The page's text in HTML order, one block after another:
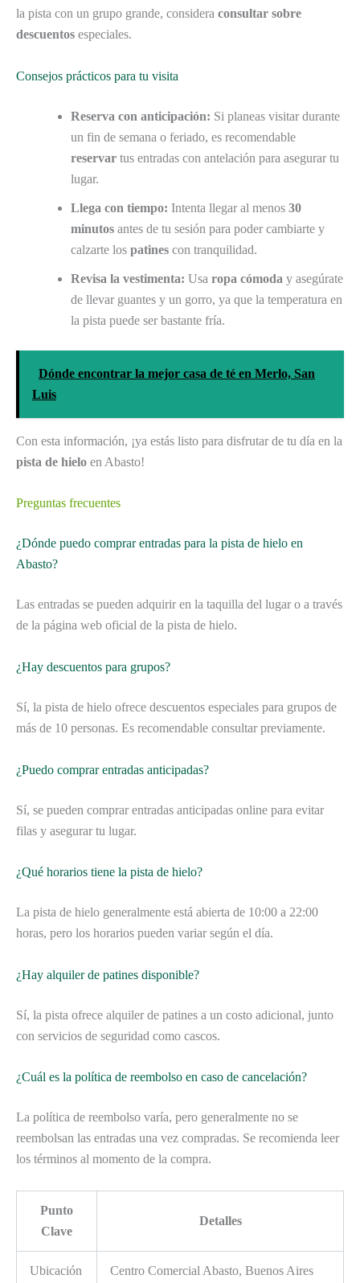
la pista con un grupo grande, considera consultar sobre
descuentos especiales.
Consejos prácticos para tu visita
Reserva con anticipación: Si planeas visitar durante
un fin de semana o feriado, es recomendable
reservar tus entradas con antelación para asegurar tu
lugar.
Llega con tiempo: Intenta llegar al menos 30
minutos antes de tu sesión para poder cambiarte y
calzarte los patines con tranquilidad.
Revisa la vestimenta: Usa ropa cómoda y asegúrate
de llevar guantes y un gorro, ya que la temperatura en
la pista puede ser bastante fría.
Dónde encontrar la mejor casa de té en Merlo, San
Luis
Con esta información, ¡ya estás listo para disfrutar de tu día en la
pista de hielo en Abasto!
Preguntas frecuentes
¿Dónde puedo comprar entradas para la pista de hielo en
Abasto?
Las entradas se pueden adquirir en la taquilla del lugar o a través
de la página web oficial de la pista de hielo.
¿Hay descuentos para grupos?
Sí, la pista de hielo ofrece descuentos especiales para grupos de
más de 10 personas. Es recomendable consultar previamente.
¿Puedo comprar entradas anticipadas?
Sí, se pueden comprar entradas anticipadas online para evitar
filas y asegurar tu lugar.
¿Qué horarios tiene la pista de hielo?
La pista de hielo generalmente está abierta de 10:00 a 22:00
horas, pero los horarios pueden variar según el día.
¿Hay alquiler de patines disponible?
Sí, la pista ofrece alquiler de patines a un costo adicional, junto
con servicios de seguridad como cascos.
¿Cuál es la política de reembolso en caso de cancelación?
La política de reembolso varía, pero generalmente no se
reembolsan las entradas una vez compradas. Se recomienda leer
los términos al momento de la compra.
Punto
Clave
Detalles
Ubicación Centro Comercial Abasto, Buenos Aires